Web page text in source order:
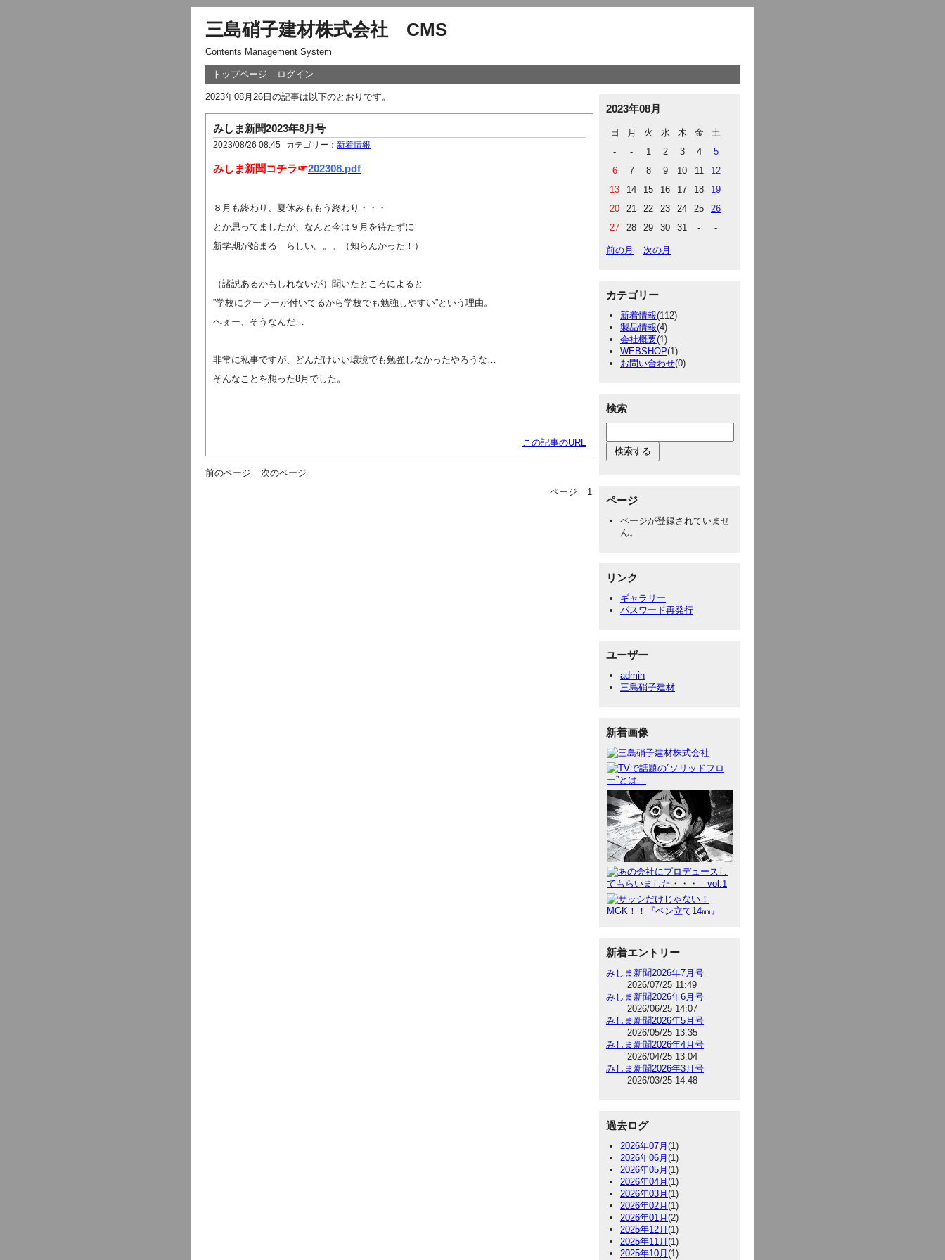
三島硝子建材株式会社 CMS
Contents Management System
トップページ ログイン
2023年08月26日の記事は以下のとおりです。
みしま新聞2023年8月号
2023/08/26 08:45 カテゴリー： 新着情報
みしま新聞コチラ☞202308.pdf
８月も終わり、夏休みももう終わり・・・
とか思ってましたが、なんと今は９月を待たずに
新学期が始まる らしい。。。（知らんかった！）
（諸説あるかもしれないが）聞いたところによると
”学校にクーラーが付いてるから学校でも勉強しやすい”という理由。
へぇー、そうなんだ…
非常に私事ですが、どんだけいい環境でも勉強しなかったやろうな…
そんなことを想った8月でした。
この記事のURL
前のページ
次のページ
ページ
1
2023年08月
日 月 火 水 木 金
土
-
- 1 2 3 4
5
6
7 8 9 10 11
12
13
14 15 16 17 18
19
20
21 22 23 24 25
26
27
28 29 30 31 - -
前の月 次の月
カテゴリー
新着情報(112)
製品情報(4)
会社概要(1)
WEBSHOP(1)
お問い合わせ(0)
検索
ページ
ページが登録されていませ
ん。
リンク
ギャラリー
パスワード再発行
ユーザー
admin
三島硝子建材
新着画像
新着エントリー
みしま新聞2026年7月号
2026/07/25 11:49
みしま新聞2026年6月号
2026/06/25 14:07
みしま新聞2026年5月号
2026/05/25 13:35
みしま新聞2026年4月号
2026/04/25 13:04
みしま新聞2026年3月号
2026/03/25 14:48
過去ログ
2026年07月 (1)
2026年06月 (1)
2026年05月 (1)
2026年04月 (1)
2026年03月 (1)
2026年02月 (1)
2026年01月 (2)
2025年12月 (1)
2025年11月 (1)
2025年10月 (1)